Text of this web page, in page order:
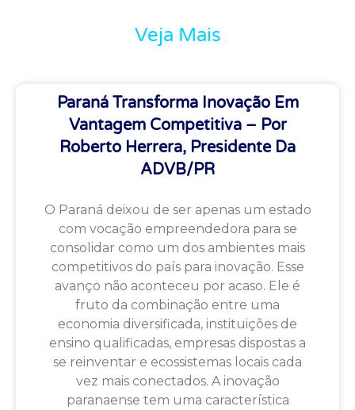
Veja Mais
Paraná Transforma Inovação Em
Vantagem Competitiva – Por
Roberto Herrera, Presidente Da
ADVB/PR
O Paraná deixou de ser apenas um estado
com vocação empreendedora para se
consolidar como um dos ambientes mais
competitivos do país para inovação. Esse
avanço não aconteceu por acaso. Ele é
fruto da combinação entre uma
economia diversificada, instituições de
ensino qualificadas, empresas dispostas a
se reinventar e ecossistemas locais cada
vez mais conectados. A inovação
paranaense tem uma característica